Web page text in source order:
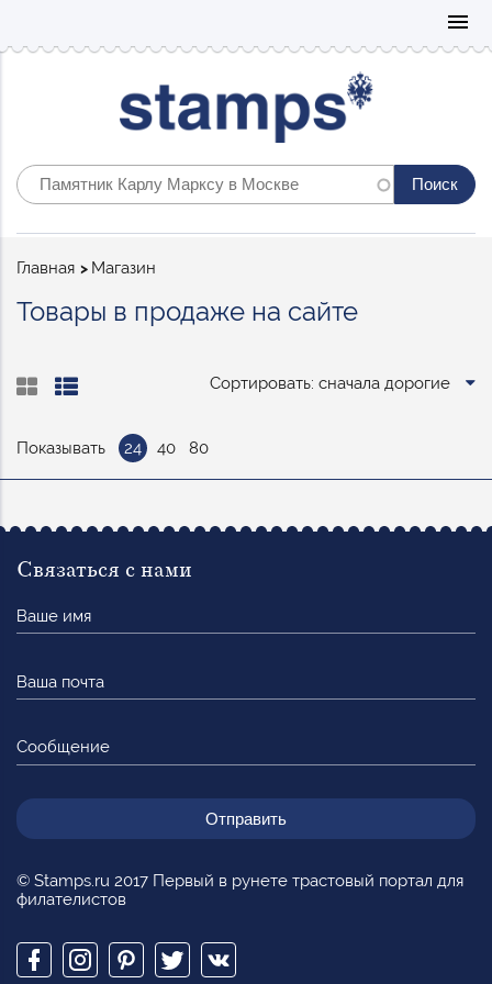
menu
Строка
Главная Магазин
Товары в продаже на сайте
Сортировать: сначала дорогие
Показывать 24 40 80
© Stamps.ru 2017 Первый в рунете трастовый портал для
филателистов
Связаться с нами
имя
почта
Сообщение